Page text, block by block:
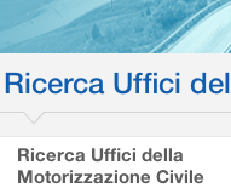
Ricerca Uffici
Ricerca Uffici della
Motorizzazione Civile